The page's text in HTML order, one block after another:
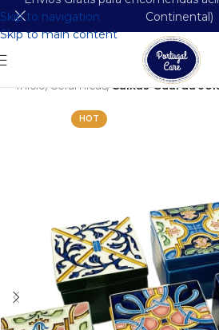
Skip to navigation
Skip to main content
Continental)
Início Cerâmicas Caixas Guarda
HOT